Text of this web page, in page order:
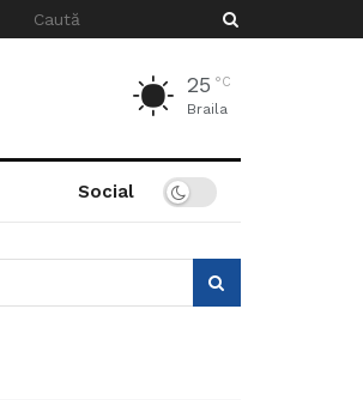
25 °C
Braila
Social